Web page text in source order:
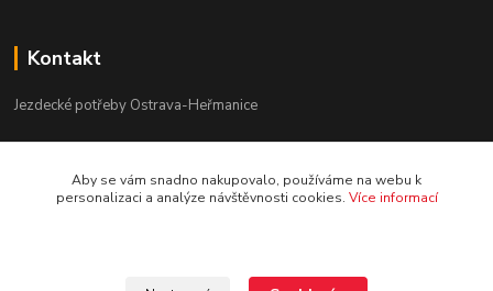
Kontakt
Jezdecké potřeby Ostrava-Heřmanice
Po-Pá 9:30 - 17:30
Aby se vám snadno nakupovalo, používáme na webu k
personalizaci a analýze návštěvnosti cookies. Více informací